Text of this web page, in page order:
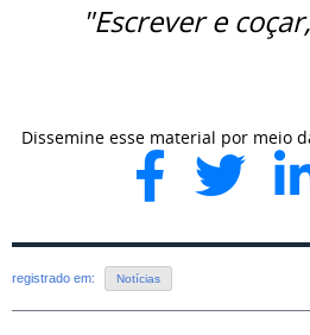
"Escrever e
Dissemine esse material por meio
registrado em: Notícias